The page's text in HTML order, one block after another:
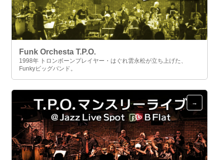
Funk Orchesta T.P.O.
1998年 トロンボーンプレイヤー・はぐれ雲永松が立ち上げた、
Funkyビッグバンド。